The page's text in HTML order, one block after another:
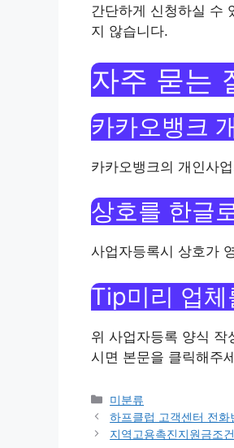
간단하게 신청하실 수
지 않습니다.
자주 묻는
카카오뱅크
카카오뱅크의 개인사
상호를 한글
사업자등록시 상호가
Tip미리 업체
위 사업자등록 양식 작
시면 본문을 클릭해주
Categories
미분류
하프클럽 고객센터 전
지역고용촉진지원금조